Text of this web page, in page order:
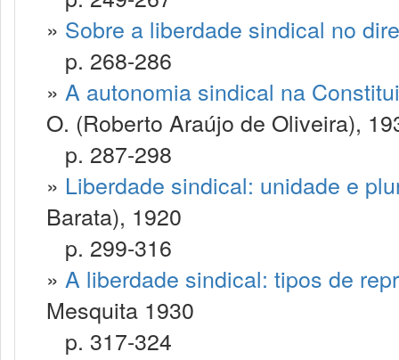
» Sobre a liberdade sindical no
p. 268-286
» A autonomia sindical na
O. (Roberto Araújo de Oliveira),
p. 287-298
» Liberdade sindical: unidade e
Barata), 1920
p. 299-316
» A liberdade sindical: tipos de
Mesquita 1930
p. 317-324